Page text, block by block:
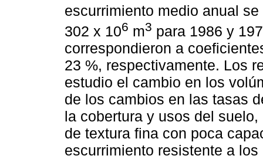
escurrimiento medio anual
302 x 106 m3 para 1986 y
correspondieron a
23 %, respectivamente. Los
estudio el cambio en los
de los cambios en las tasas
la cobertura y usos del
de textura fina con poca
escurrimiento resistente a